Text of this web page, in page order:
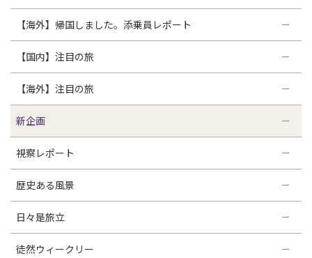
【海外】帰国しました。添乗員レポート
【国内】注目の旅
【海外】注目の旅
新企画
視察レポート
歴史ある風景
日々是旅立
徒然ウィークリー